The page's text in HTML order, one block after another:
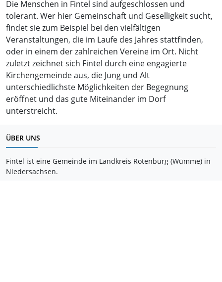
Die Menschen in Fintel sind aufgeschlossen und
tolerant. Wer hier Gemeinschaft und Geselligkeit sucht,
findet sie zum Beispiel bei den vielfältigen
Veranstaltungen, die im Laufe des Jahres stattfinden,
oder in einem der zahlreichen Vereine im Ort. Nicht
zuletzt zeichnet sich Fintel durch eine engagierte
Kirchengemeinde aus, die Jung und Alt
unterschiedlichste Möglichkeiten der Begegnung
eröffnet und das gute Miteinander im Dorf
unterstreicht.
ÜBER UNS
Fintel ist eine Gemeinde im Landkreis Rotenburg (Wümme) in
Niedersachsen.